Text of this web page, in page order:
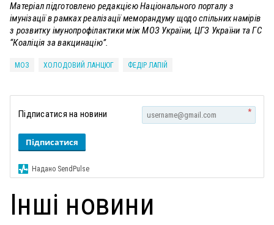
Матеріал підготовлено редакцією Національного порталу з
імунізації в рамках реалізації меморандуму щодо спільних намірів
з розвитку імунопрофілактики між МОЗ України, ЦГЗ України та ГС
“Коаліція за вакцинацію”.
МОЗ ХОЛОДОВИЙ ЛАНЦЮГ ФЕДІР ЛАПІЙ
Підписатися на новини *
Підписатися
Надано SendPulse
Інші новини